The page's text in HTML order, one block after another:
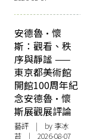
安德魯·懷
斯：觀看、秩
序與靜謐 ——
東京都美術館
開館100周年紀
念安德魯·懷
斯展觀展評論
藝評 | by 李冰
苔 | 2026-08-07